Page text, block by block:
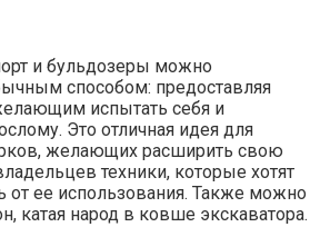
и бульдозеры можно
способом: предоставляя
испытать себя и
Это отличная идея для
желающих расширить свою
техники, которые хотят
от ее использования. Также можно
катая народ в ковше экскаватора.